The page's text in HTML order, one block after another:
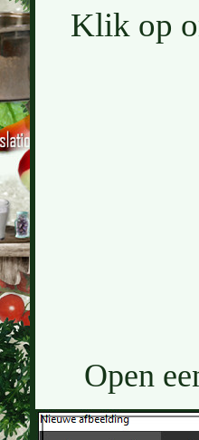
Klik op
Open